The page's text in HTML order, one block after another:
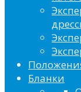
Бланки